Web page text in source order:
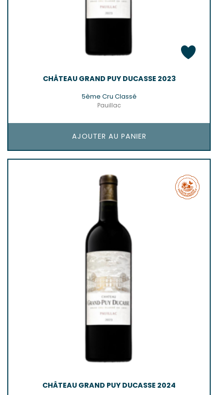
CHÂTEAU GRAND PUY DUCASSE 2023
5ème Cru Classé
Pauillac
AJOUTER AU PANIER
CHÂTEAU GRAND PUY DUCASSE 2024